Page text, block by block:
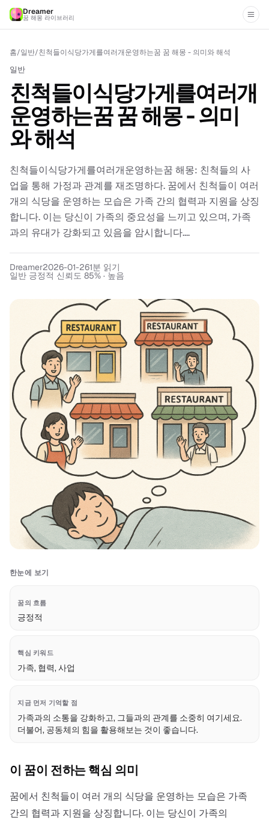
Dreamer
꿈 해몽 라이브러리
홈/일반/친척들이식당가게를여러개운영하는꿈 꿈 해몽 - 의미와 해석
일반
친척들이식당가게를여러개
운영하는꿈 꿈 해몽 - 의미
와 해석
친척들이식당가게를여러개운영하는꿈 해몽: 친척들의 사
업을 통해 가정과 관계를 재조명하다. 꿈에서 친척들이 여러
개의 식당을 운영하는 모습은 가족 간의 협력과 지원을 상징
합니다. 이는 당신이 가족의 중요성을 느끼고 있으며, 가족
과의 유대가 강화되고 있음을 암시합니다....
Dreamer2026-01-261분 읽기
일반 긍정적 신뢰도 85% · 높음
한눈에 보기
꿈의 흐름
긍정적
핵심 키워드
가족, 협력, 사업
지금 먼저 기억할 점
가족과의 소통을 강화하고, 그들과의 관계를 소중히 여기세요.
더불어, 공동체의 힘을 활용해보는 것이 좋습니다.
이 꿈이 전하는 핵심 의미
꿈에서 친척들이 여러 개의 식당을 운영하는 모습은 가족
간의 협력과 지원을 상징합니다. 이는 당신이 가족의